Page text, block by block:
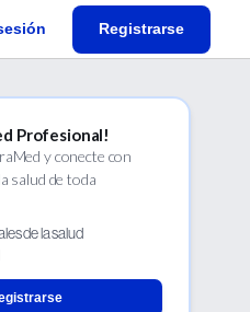
Registrarse
Profesional!
y conecte con
salud de toda
de la salud